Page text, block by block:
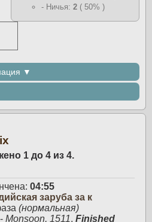
- Ничья: 2 ( 50% )
▼
1 до 4 из 4.
04:55
заруба за к
(нормальная)
Monsoon, 1511, Finished